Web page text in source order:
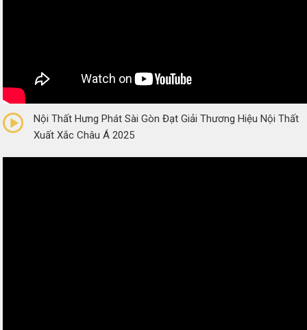
(0 Reviews)
Nội Thất Hưng Phát Sài Gòn Đạt Giải Thương Hiệu Nội Thất
Xuất Xắc Châu Á 2025